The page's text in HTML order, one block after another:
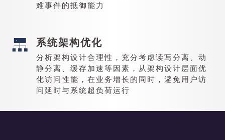
难事件的抵御能力
系统架构优化
分析架构设计合理性，充分考虑读写分离、动
静分离、缓存加速等因素，从架构设计层面优
化访问性能，在业务增长的同时，避免用户访
问延时与系统超负荷运行